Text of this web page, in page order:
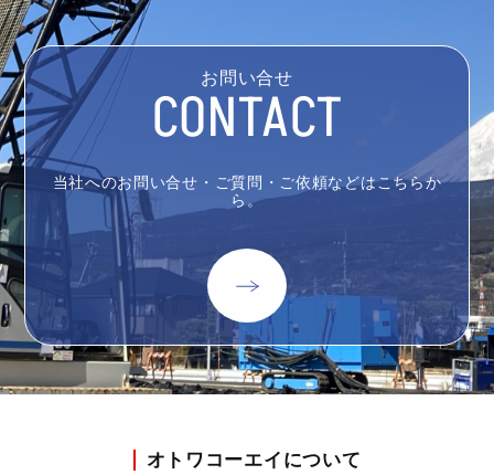
お問い合せ
CONTACT
当社へのお問い合せ・ご質問・ご依頼などはこちらか
ら。
オトワコーエイについて